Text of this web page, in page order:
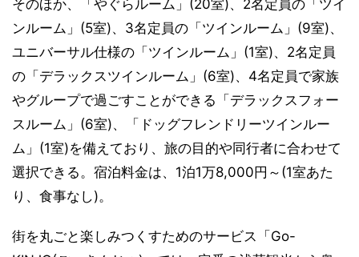
そのほか、「やぐらルーム」(20室)、2名定員の「ツイ
ンルーム」(5室)、3名定員の「ツインルーム」(9室)、
ユニバーサル仕様の「ツインルーム」(1室)、2名定員
の「デラックスツインルーム」(6室)、4名定員で家族
やグループで過ごすことができる「デラックスフォー
スルーム」(6室)、「ドッグフレンドリーツインルー
ム」(1室)を備えており、旅の目的や同行者に合わせて
選択できる。宿泊料金は、1泊1万8,000円～(1室あた
り、食事なし)。
街を丸ごと楽しみつくすためのサービス「Go-